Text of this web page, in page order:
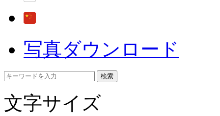
写真ダウンロード
文字サイズ